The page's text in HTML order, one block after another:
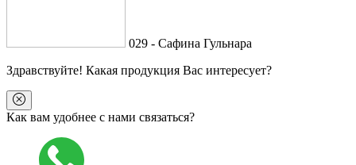
029 - Сафина Гульнара
Здравствуйте! Какая продукция Вас интересует?
Как вам удобнее с нами связаться?